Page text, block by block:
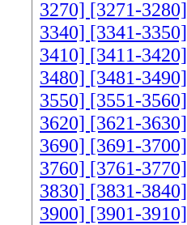
3270] [3271-3280]
3340] [3341-3350]
3410] [3411-3420]
3480] [3481-3490]
3550] [3551-3560]
3620] [3621-3630]
3690] [3691-3700]
3760] [3761-3770]
3830] [3831-3840]
3900] [3901-3910]